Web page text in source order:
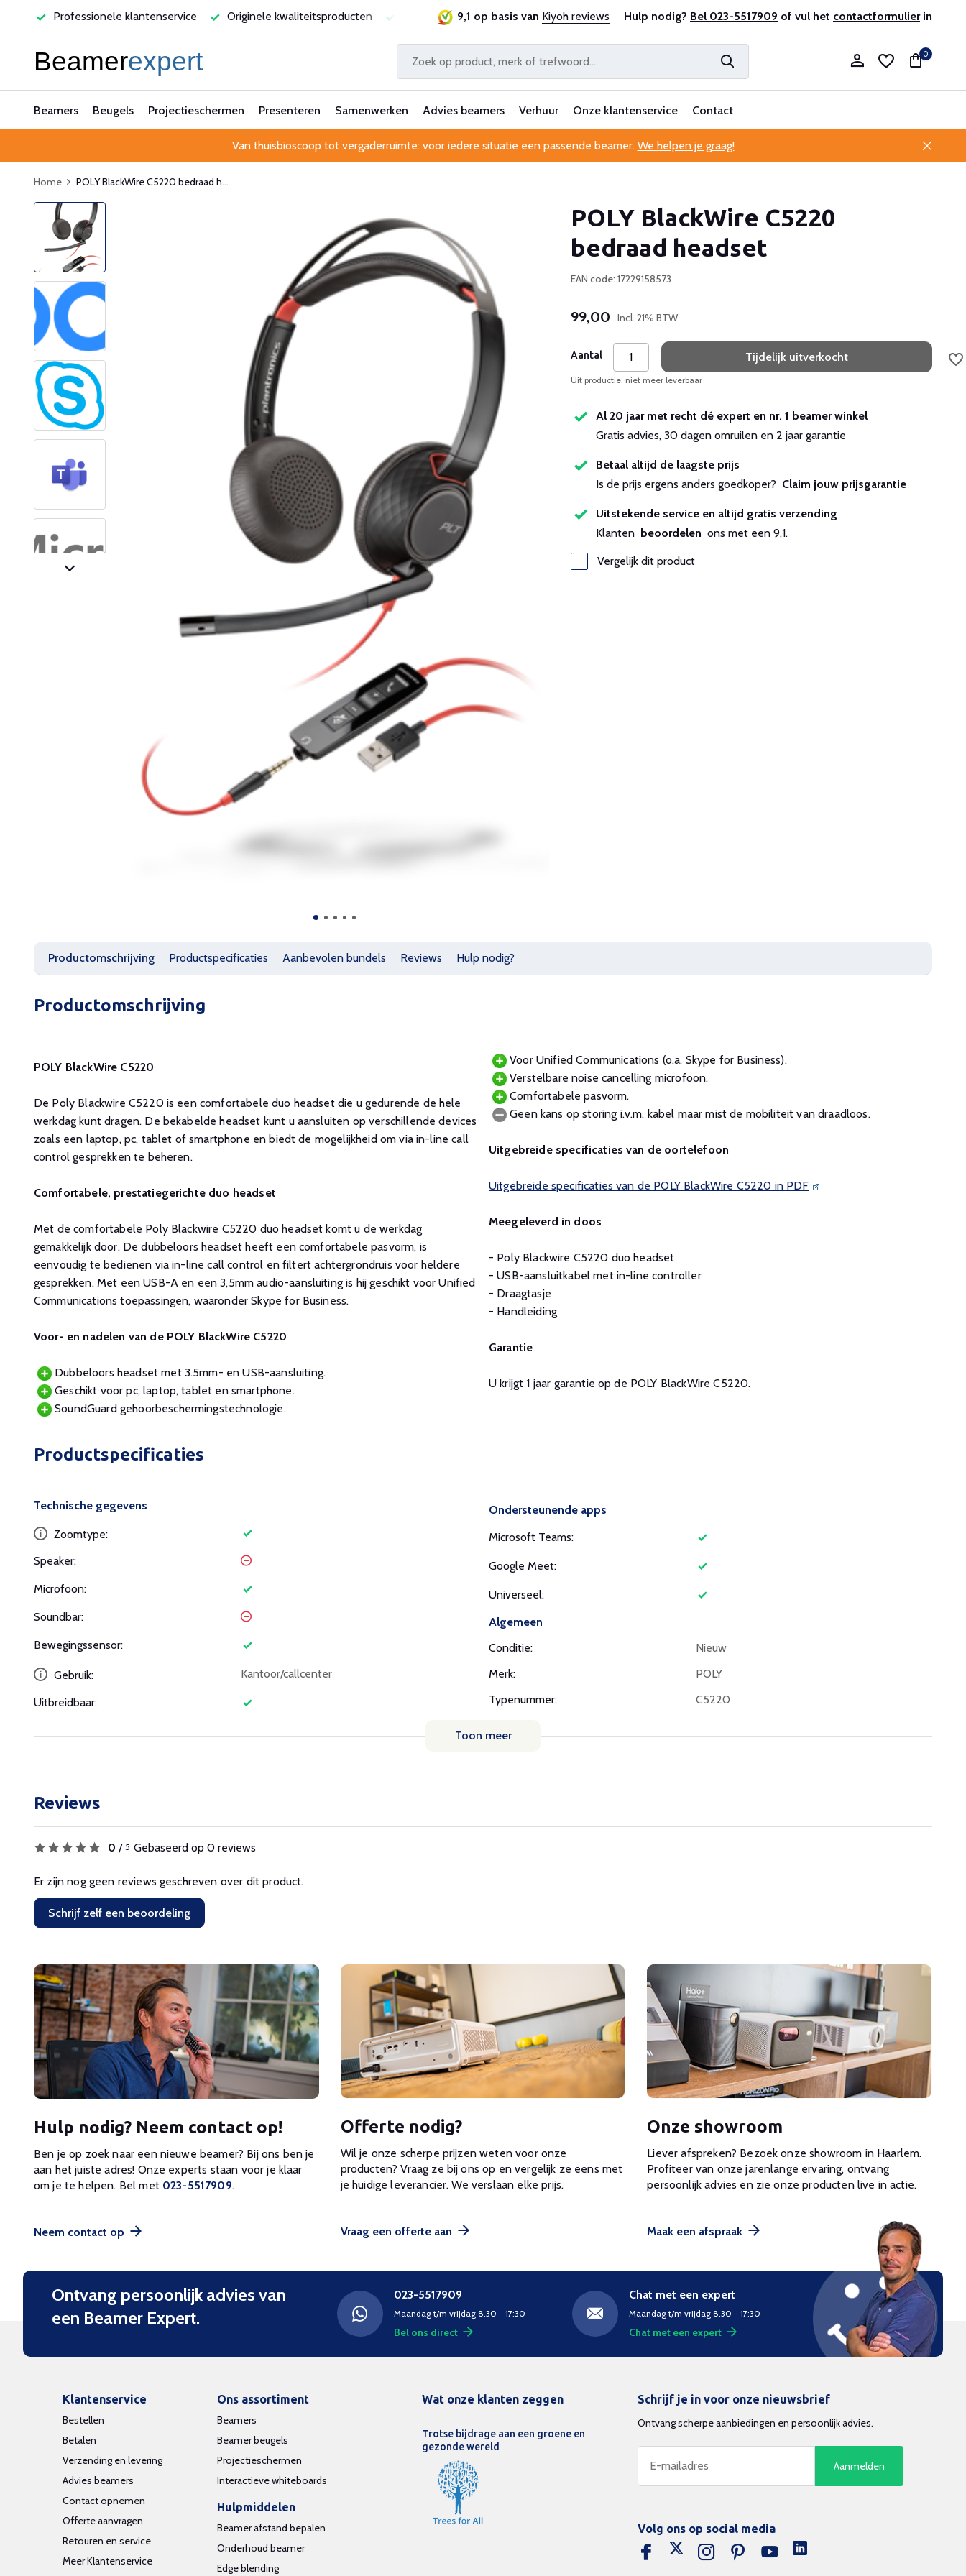
Professionele klantenservice Originele kwaliteitsproducten Laagste prijsgarantie Al 25 jaar betrouwbaar en ervaren Professionele klantenservice
9,1 op basis van Kiyoh reviews Hulp nodig? Bel 023-5517909 of vul het contactformulierin
Account aanmaken
0
Beamers Beugels Projectieschermen Presenteren Samenwerken Advies beamers Verhuur Onze klantenservice Contact
Van thuisbioscoop tot vergaderruimte: voor iedere situatie een passende beamer. We helpen je graag!
Home POLY BlackWire C5220 bedraad h...
POLY BlackWire C5220
bedraad headset
EAN code: 17229158573
99,00 Incl. 21% BTW
Aantal Tijdelijk uitverkocht
Uit productie, niet meer leverbaar
Al 20 jaar met recht dé expert en nr. 1 beamer winkel
Gratis advies, 30 dagen omruilen en 2 jaar garantie
Betaal altijd de laagste prijs
Is de prijs ergens anders goedkoper? Claim jouw prijsgarantie
Uitstekende service en altijd gratis verzending
Klanten beoordelen ons met een 9,1.
Vergelijk dit product
Productomschrijving Productspecificaties Aanbevolen bundels Reviews Hulp nodig?
Productomschrijving
POLY BlackWire C5220
De Poly Blackwire C5220 is een comfortabele duo headset die u gedurende de hele
werkdag kunt dragen. De bekabelde headset kunt u aansluiten op verschillende devices
zoals een laptop, pc, tablet of smartphone en biedt de mogelijkheid om via in-line call
control gesprekken te beheren.
Comfortabele, prestatiegerichte duo headset
Met de comfortabele Poly Blackwire C5220 duo headset komt u de werkdag
gemakkelijk door. De dubbeloors headset heeft een comfortabele pasvorm, is
eenvoudig te bedienen via in-line call control en filtert achtergrondruis voor heldere
gesprekken. Met een USB-A en een 3,5mm audio-aansluiting is hij geschikt voor Unified
Communications toepassingen, waaronder Skype for Business.
Voor- en nadelen van de POLY BlackWire C5220
Dubbeloors headset met 3.5mm- en USB-aansluiting.
Geschikt voor pc, laptop, tablet en smartphone.
SoundGuard gehoorbeschermingstechnologie.
Voor Unified Communications (o.a. Skype for Business).
Verstelbare noise cancelling microfoon.
Comfortabele pasvorm.
Geen kans op storing i.v.m. kabel maar mist de mobiliteit van draadloos.
Uitgebreide specificaties van de oortelefoon
Uitgebreide specificaties van de POLY BlackWire C5220 in PDF
Meegeleverd in doos
- Poly Blackwire C5220 duo headset
- USB-aansluitkabel met in-line controller
- Draagtasje
- Handleiding
Garantie
U krijgt 1 jaar garantie op de POLY BlackWire C5220.
Productspecificaties
Technische gegevens
Zoomtype:
Speaker:
Microfoon:
Soundbar:
Bewegingssensor:
Gebruik: Kantoor/callcenter
Uitbreidbaar:
Ondersteunende apps
Microsoft Teams:
Google Meet:
Universeel:
Algemeen
Conditie:
Nieuw
Merk:
POLY
Typenummer:
C5220
Toon meer
Reviews
0 / 5 Gebaseerd op 0 reviews
Er zijn nog geen reviews geschreven over dit product.
Schrijf zelf een beoordeling
Hulp nodig? Neem contact op!
Ben je op zoek naar een nieuwe beamer? Bij ons ben je
aan het juiste adres! Onze experts staan voor je klaar
om je te helpen. Bel met 023-5517909.
Neem contact op
Offerte nodig?
Wil je onze scherpe prijzen weten voor onze
producten? Vraag ze bij ons op en vergelijk ze eens met
je huidige leverancier. We verslaan elke prijs.
Vraag een offerte aan
Onze showroom
Liever afspreken? Bezoek onze showroom in Haarlem.
Profiteer van onze jarenlange ervaring, ontvang
persoonlijk advies en zie onze producten live in actie.
Maak een afspraak
Ontvang persoonlijk advies van
een Beamer Expert.
023-5517909
Maandag t/m vrijdag 8.30 - 17:30
Bel ons direct
Chat met een expert
Maandag t/m vrijdag 8.30 - 17:30
Chat met een expert
Klantenservice
Bestellen
Betalen
Verzending en levering
Advies beamers
Contact opnemen
Offerte aanvragen
Retouren en service
Meer Klantenservice
Ons assortiment
Beamers
Beamer beugels
Projectieschermen
Interactieve whiteboards
Hulpmiddelen
Beamer afstand bepalen
Onderhoud beamer
Edge blending
Wat onze klanten zeggen
Trotse bijdrage aan een groene en
gezonde wereld
Schrijf je in voor onze nieuwsbrief
Ontvang scherpe aanbiedingen en persoonlijk advies.
Aanmelden
Volg ons op social media